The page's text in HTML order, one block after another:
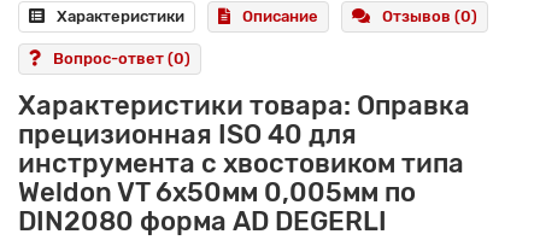
Характеристики Описание Отзывов (0)
Вопрос-ответ (0)
Характеристики товара: Оправка
прецизионная ISO 40 для
инструмента с хвостовиком типа
Weldon VT 6x50мм 0,005мм по
DIN2080 форма AD DEGERLI